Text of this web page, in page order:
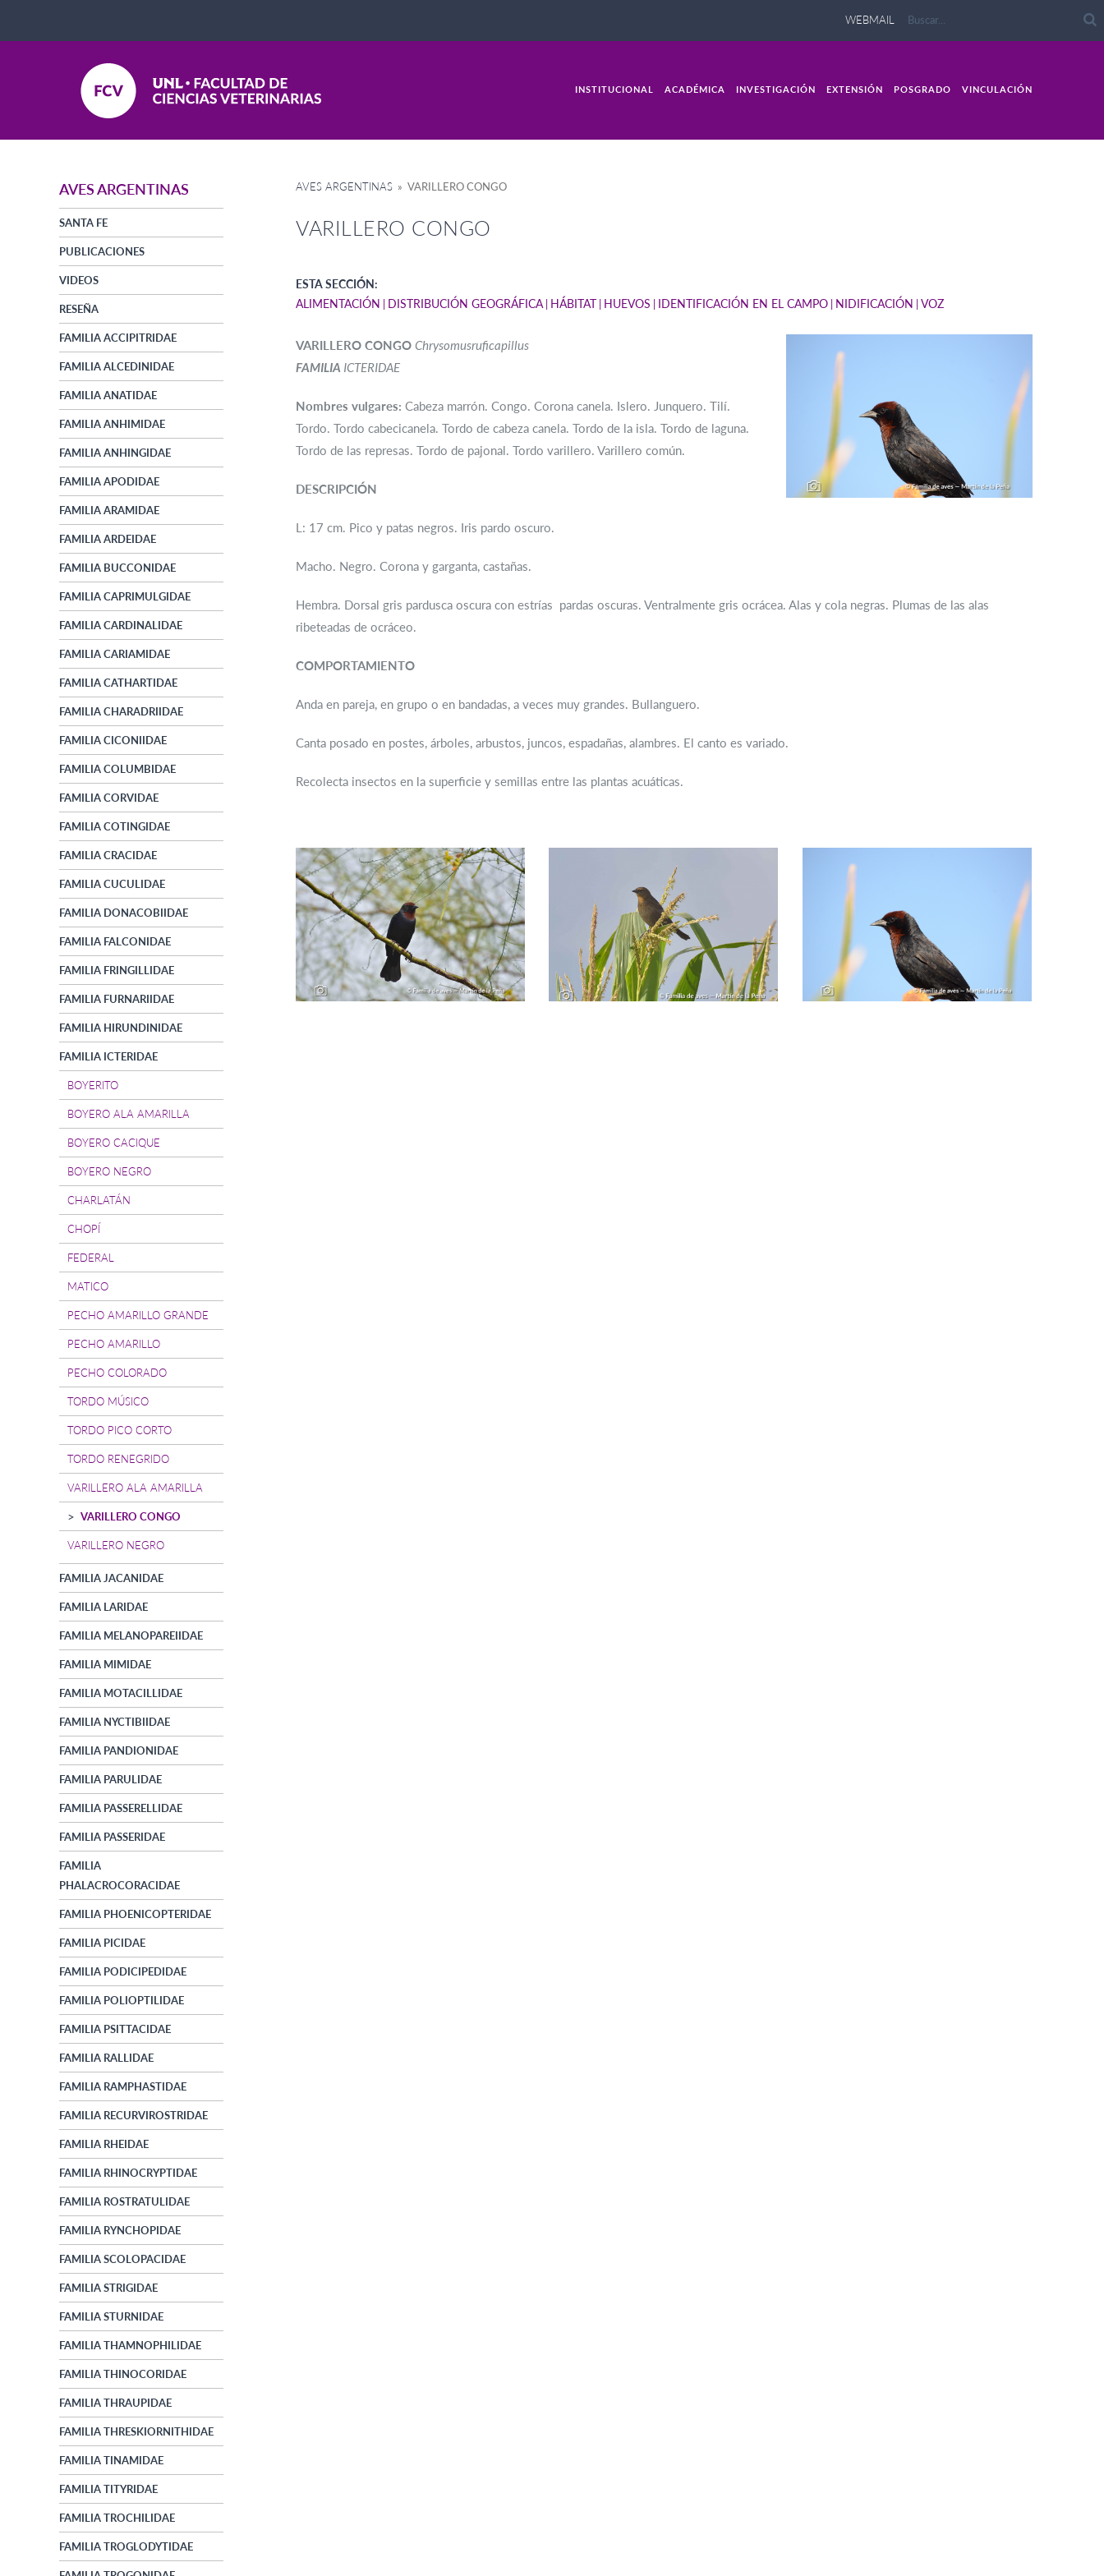
WEBMAIL
INSTITUCIONAL ACADÉMICA INVESTIGACIÓN EXTENSIÓN POSGRADO VINCULACIÓN
AVES ARGENTINAS
SANTA FE
PUBLICACIONES
VIDEOS
RESEÑA
FAMILIA ACCIPITRIDAE
FAMILIA ALCEDINIDAE
FAMILIA ANATIDAE
FAMILIA ANHIMIDAE
FAMILIA ANHINGIDAE
FAMILIA APODIDAE
FAMILIA ARAMIDAE
FAMILIA ARDEIDAE
FAMILIA BUCCONIDAE
FAMILIA CAPRIMULGIDAE
FAMILIA CARDINALIDAE
FAMILIA CARIAMIDAE
FAMILIA CATHARTIDAE
FAMILIA CHARADRIIDAE
FAMILIA CICONIIDAE
FAMILIA COLUMBIDAE
FAMILIA CORVIDAE
FAMILIA COTINGIDAE
FAMILIA CRACIDAE
FAMILIA CUCULIDAE
FAMILIA DONACOBIIDAE
FAMILIA FALCONIDAE
FAMILIA FRINGILLIDAE
FAMILIA FURNARIIDAE
FAMILIA HIRUNDINIDAE
FAMILIA ICTERIDAE
BOYERITO
BOYERO ALA AMARILLA
BOYERO CACIQUE
BOYERO NEGRO
CHARLATÁN
CHOPÍ
FEDERAL
MATICO
PECHO AMARILLO GRANDE
PECHO AMARILLO
PECHO COLORADO
TORDO MÚSICO
TORDO PICO CORTO
TORDO RENEGRIDO
VARILLERO ALA AMARILLA
VARILLERO CONGO
VARILLERO NEGRO
FAMILIA JACANIDAE
FAMILIA LARIDAE
FAMILIA MELANOPAREIIDAE
FAMILIA MIMIDAE
FAMILIA MOTACILLIDAE
FAMILIA NYCTIBIIDAE
FAMILIA PANDIONIDAE
FAMILIA PARULIDAE
FAMILIA PASSERELLIDAE
FAMILIA PASSERIDAE
FAMILIA
PHALACROCORACIDAE
FAMILIA PHOENICOPTERIDAE
FAMILIA PICIDAE
FAMILIA PODICIPEDIDAE
FAMILIA POLIOPTILIDAE
FAMILIA PSITTACIDAE
FAMILIA RALLIDAE
FAMILIA RAMPHASTIDAE
FAMILIA RECURVIROSTRIDAE
FAMILIA RHEIDAE
FAMILIA RHINOCRYPTIDAE
FAMILIA ROSTRATULIDAE
FAMILIA RYNCHOPIDAE
FAMILIA SCOLOPACIDAE
FAMILIA STRIGIDAE
FAMILIA STURNIDAE
FAMILIA THAMNOPHILIDAE
FAMILIA THINOCORIDAE
FAMILIA THRAUPIDAE
FAMILIA THRESKIORNITHIDAE
FAMILIA TINAMIDAE
FAMILIA TITYRIDAE
FAMILIA TROCHILIDAE
FAMILIA TROGLODYTIDAE
AVES ARGENTINAS » VARILLERO CONGO
VARILLERO CONGO
ESTA SECCIÓN:
ALIMENTACIÓN
DISTRIBUCIÓN GEOGRÁFICA HÁBITAT HUEVOS IDENTIFICACIÓN EN EL CAMPO NIDIFICACIÓN VOZ
VARILLERO CONGO Chrysomusruficapillus
FAMILIA ICTERIDAE
Nombres vulgares: Cabeza marrón. Congo. Corona canela. Islero. Junquero. Tilí.
Tordo. Tordo cabecicanela. Tordo de cabeza canela. Tordo de la isla. Tordo de laguna.
Tordo de las represas. Tordo de pajonal. Tordo varillero. Varillero común.
DESCRIPCIÓN
L: 17 cm. Pico y patas negros. Iris pardo oscuro.
Macho. Negro. Corona y garganta, castañas.
Hembra. Dorsal gris pardusca oscura con estrías pardas oscuras. Ventralmente gris ocrácea. Alas y cola negras. Plumas de las alas
ribeteadas de ocráceo.
COMPORTAMIENTO
Anda en pareja, en grupo o en bandadas, a veces muy grandes. Bullanguero.
Canta posado en postes, árboles, arbustos, juncos, espadañas, alambres. El canto es variado.
Recolecta insectos en la superficie y semillas entre las plantas acuáticas.